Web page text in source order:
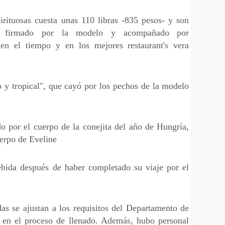
cuesta unas 110 libras -835 pesos- y son
firmado por la modelo y acompañado por
el tiempo y en los mejores restaurant's vera
tropical", que cayó por los pechos de la modelo
por el cuerpo de la conejita del año de Hungría,
de Eveline
después de haber completado su viaje por el
se ajustan a los requisitos del Departamento de
el proceso de llenado. Además, hubo personal